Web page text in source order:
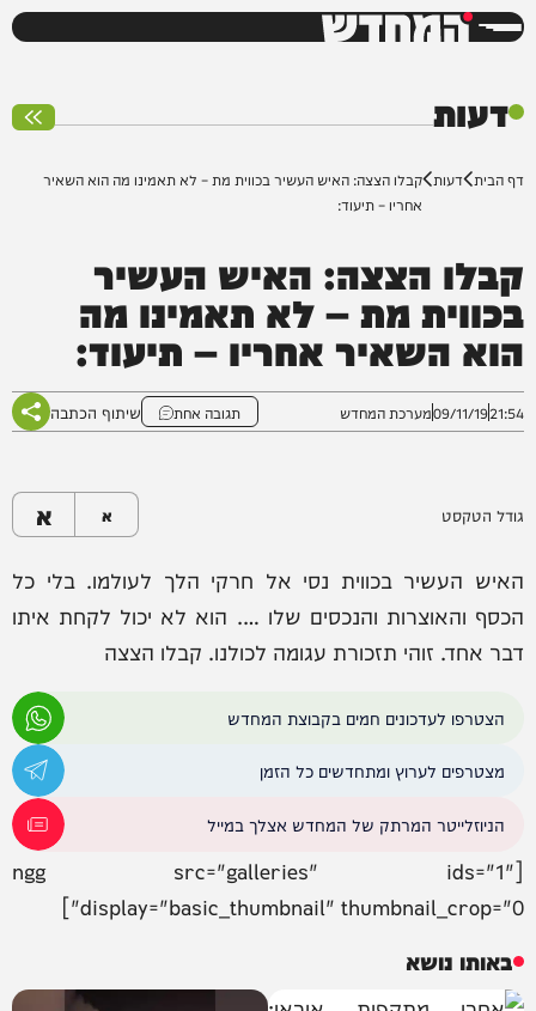
המחדש
דעות
דף הבית דעות קבלו הצצה: האיש העשיר בכווית מת – לא תאמינו מה הוא השאיר
אחריו – תיעוד:
קבלו הצצה: האיש העשיר
בכווית מת – לא תאמינו מה
הוא השאיר אחריו – תיעוד:
21:54
09/11/19מערכת המחדש תגובה אחת שיתוף הכתבה
גודל הטקסט א א
האיש העשיר בכווית נסי אל חרקי הלך לעולמו. בלי כל
הכסף והאוצרות והנכסים שלו …. הוא לא יכול לקחת איתו
דבר אחד. זוהי תזכורת עגומה לכולנו. קבלו הצצה
הצטרפו לעדכונים חמים בקבוצת המחדש
מצטרפים לערוץ ומתחדשים כל הזמן
הניוזלייטר המרתק של המחדש אצלך במייל
[ngg src="galleries" ids="1"
display="basic_thumbnail" thumbnail_crop="0"]
באותו נושא